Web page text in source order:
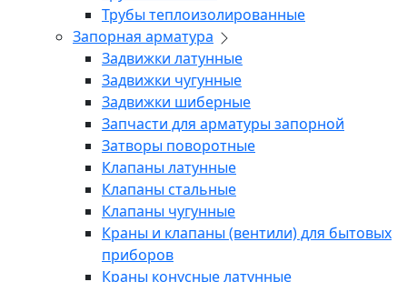
Трубы теплоизолированные
Запорная арматура
Задвижки латунные
Задвижки чугунные
Задвижки шиберные
Запчасти для арматуры запорной
Затворы поворотные
Клапаны латунные
Клапаны стальные
Клапаны чугунные
Краны и клапаны (вентили) для бытовых
приборов
Краны конусные латунные